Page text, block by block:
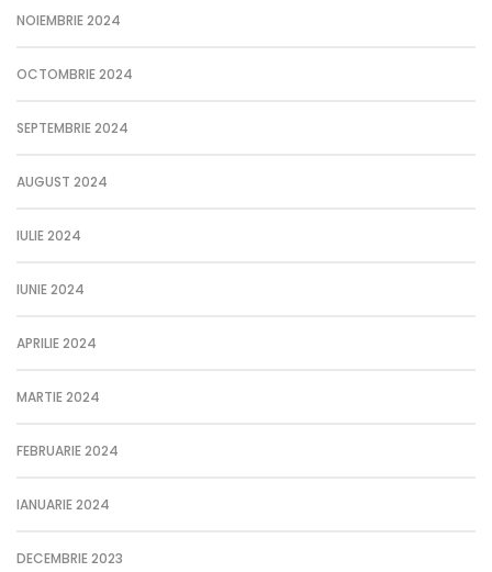
NOIEMBRIE 2024
OCTOMBRIE 2024
SEPTEMBRIE 2024
AUGUST 2024
IULIE 2024
IUNIE 2024
APRILIE 2024
MARTIE 2024
FEBRUARIE 2024
IANUARIE 2024
DECEMBRIE 2023